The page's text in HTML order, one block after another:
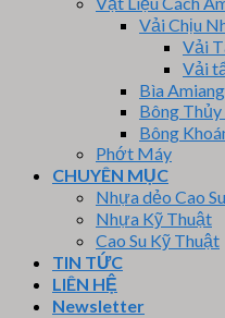
Vải Chịu
Vải
Vải
Bìa Amiang
Bông Thủy
Bông
Phớt Máy
CHUYÊN MỤC
Nhựa dẻo Cao Su
Nhựa Kỹ Thuật
Cao Su Kỹ Thuật
TIN TỨC
LIÊN HỆ
Newsletter